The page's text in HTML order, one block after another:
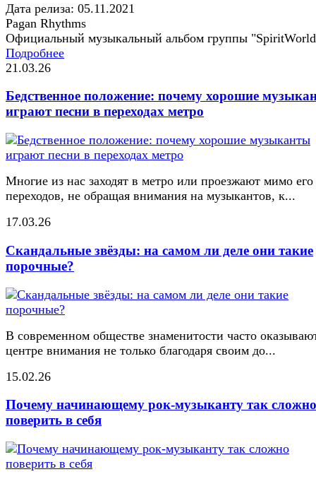
Дата релиза: 05.11.2021
Pagan Rhythms
Официальный музыкальный альбом группы
Подробнее
21.03.26
Бедственное положение: почему хорошие
играют песни в переходах метро
Многие из нас заходят в метро или проезжают мимо его
переходов, не обращая внимания на музыкантов, к...
17.03.26
Скандальные звёзды: на самом ли деле они такие
порочные?
В современном обществе знаменитости часто
центре внимания не только благодаря своим до...
15.02.26
Почему начинающему рок-музыканту так сложно
поверить в себя